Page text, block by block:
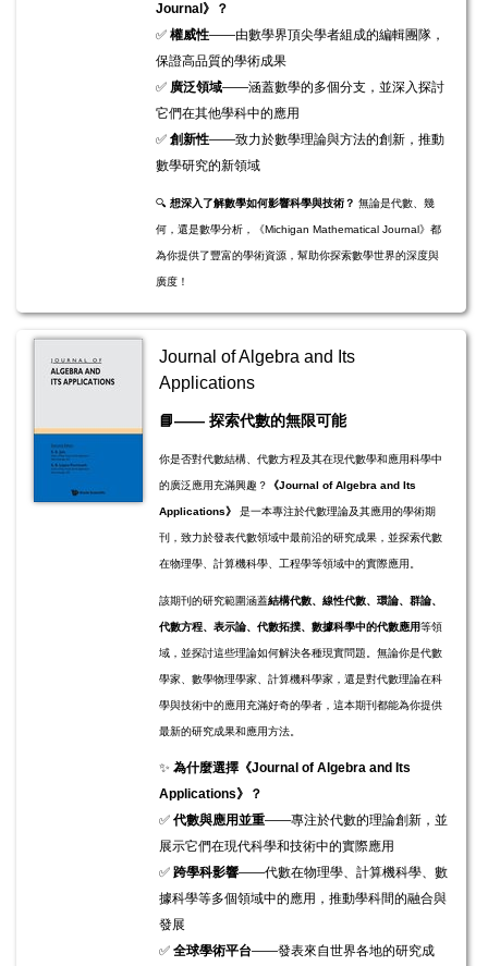
Journal》？
✅ 權威性——由數學界頂尖學者組成的編輯團隊，
保證高品質的學術成果
✅ 廣泛領域——涵蓋數學的多個分支，並深入探討
它們在其他學科中的應用
✅ 創新性——致力於數學理論與方法的創新，推動
數學研究的新領域
🔍 想深入了解數學如何影響科學與技術？ 無論是代數、幾
何，還是數學分析，《Michigan Mathematical Journal》都
為你提供了豐富的學術資源，幫助你探索數學世界的深度與
廣度！
Journal of Algebra and Its
Applications
📘—— 探索代數的無限可能
你是否對代數結構、代數方程及其在現代數學和應用科學中
的廣泛應用充滿興趣？ 《Journal of Algebra and Its
Applications》 是一本專注於代數理論及其應用的學術期
刊，致力於發表代數領域中最前沿的研究成果，並探索代數
在物理學、計算機科學、工程學等領域中的實際應用。
該期刊的研究範圍涵蓋結構代數、線性代數、環論、群論、
代數方程、表示論、代數拓撲、數據科學中的代數應用等領
域，並探討這些理論如何解決各種現實問題。無論你是代數
學家、數學物理學家、計算機科學家，還是對代數理論在科
學與技術中的應用充滿好奇的學者，這本期刊都能為你提供
最新的研究成果和應用方法。
✨ 為什麼選擇《Journal of Algebra and Its
Applications》？
✅ 代數與應用並重——專注於代數的理論創新，並
展示它們在現代科學和技術中的實際應用
✅ 跨學科影響——代數在物理學、計算機科學、數
據科學等多個領域中的應用，推動學科間的融合與
發展
✅ 全球學術平台——發表來自世界各地的研究成